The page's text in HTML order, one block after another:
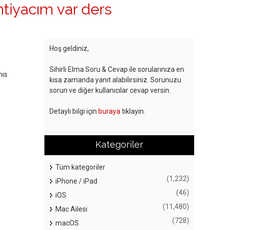
var ders
Hoş geldiniz,
Sihirli Elma Soru & Cevap ile sorularınıza en
kısa zamanda yanıt alabilirsiniz. Sorunuzu
sorun ve diğer kullanıcılar cevap versin.
Detaylı bilgi için buraya tıklayın.
Kategoriler
Tüm kategoriler
iPhone / iPad
(1,232)
iOS (46)
Mac Ailesi (11,480)
macOS (728)